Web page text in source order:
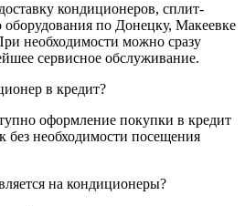
кондиционеров, сплит-
оборудования по Донецку, Макеевке
необходимости можно сразу
сервисное обслуживание.
в кредит?
оформление покупки в кредит
без необходимости посещения
на кондиционеры?